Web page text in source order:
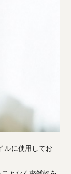
ルに使用してお